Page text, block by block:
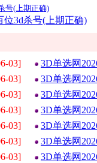
号(上期正确)
位3d杀号(上期正确)
03]
3D单选网
03]
3D单选网
03]
3D单选网
03]
3D单选网
03]
3D单选网
03]
3D单选网
03]
3D单选网